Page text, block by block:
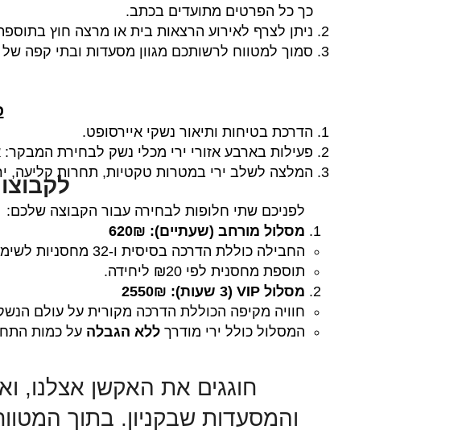
כך כל הפרטים מתועדים בכתב.
ניתן לצרף לאירוע הרצאות בית או מרצה חוץ
סמוך למטווח לרשותכם מגוון מסעדות ובתי קפה
הדרכת בטיחות ותיאור נשקי איירסופט.
פעילות בארבע אזורי ירי מכלי נשק לבחירת המבקר:
המלצה לשלב ירי במטרות טקטיות, תחרות קליעה,
לקבוצות עד
לפניכם שתי חלופות לבחירה עבור הקבוצה שלכם:
מסלול מורחב (שעתיים): 620₪
החבילה כוללת הדרכה בסיסית ו-32 מחסניות לשימוש הקבוצה.
תוספת מחסנית לפי ₪20 ליחידה.
מסלול VIP (3 שעות): 2550₪
חוויה מקיפה הכוללת הדרכה מקורית על עולם
המסלול כולל ירי מודרך ללא הגבלה על כמות
חוגגים את האקשן אצלנו,
והמסעדות שבקניון. בתוך